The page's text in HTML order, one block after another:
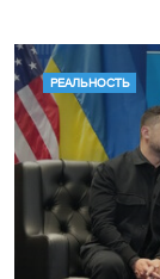
РЕАЛЬНОСТЬ